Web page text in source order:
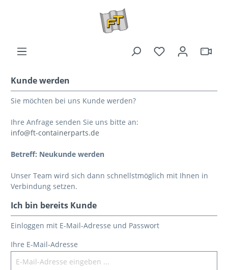
Kunde werden
Sie möchten bei uns Kunde werden?
Ihre Anfrage senden Sie uns bitte an:
info@ft-containerparts.de
Betreff: Neukunde werden
Unser Team wird sich dann schnellstmöglich mit Ihnen in
Verbindung setzen.
Ich bin bereits Kunde
Einloggen mit E-Mail-Adresse und Passwort
Ihre E-Mail-Adresse